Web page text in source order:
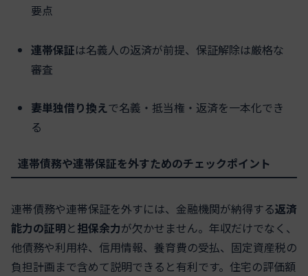
要点
連帯保証は名義人の返済が前提、保証解除は厳格な
審査
妻単独借り換えで名義・抵当権・返済を一本化でき
る
連帯債務や連帯保証を外すためのチェックポイント
連帯債務や連帯保証を外すには、金融機関が納得する返済
能力の証明と担保余力が欠かせません。年収だけでなく、
他債務や利用枠、信用情報、養育費の受払、固定資産税の
負担計画まで含めて説明できると有利です。住宅の評価額